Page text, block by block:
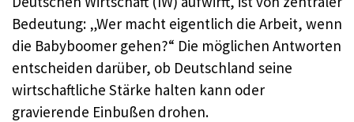
Bedeutung: „Wer macht eigentlich die Arbeit, wenn
die Babyboomer gehen?“ Die möglichen Antworten
entscheiden darüber, ob Deutschland seine
wirtschaftliche Stärke halten kann oder
gravierende Einbußen drohen.